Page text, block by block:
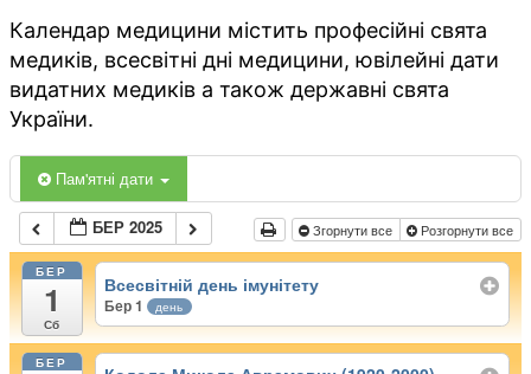
Календар медицини містить професійні свята
медиків, всесвітні дні медицини, ювілейні дати
видатних медиків а також державні свята
України.
Пам'ятні дати
БЕР 2025 Згорнути все Розгорнути все
БЕР
1
Сб
Всесвітній день імунітету
Бер 1 день
БЕР